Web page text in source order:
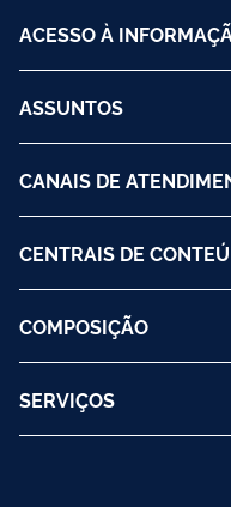
ACESSO À
ASSUNTOS
CANAIS DE
CENTRAIS DE
COMPOSIÇÃO
SERVIÇOS